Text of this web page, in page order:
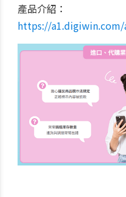
產品介紹：
https://